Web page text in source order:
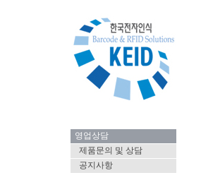
영업상담
제품문의 및 상담
공지사항